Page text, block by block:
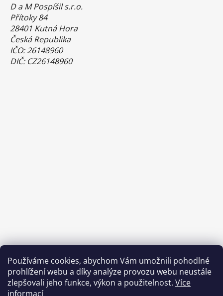
Používáme cookies, abychom Vám umožnili pohodlné
prohlížení webu a díky analýze provozu webu neustále
zlepšovali jeho funkce, výkon a použitelnost. Více
informací
D a M Pospíšil s.r.o.
Přítoky 84
28401 Kutná Hora
Česká Republika
IČO: 26148960
DIČ: CZ26148960